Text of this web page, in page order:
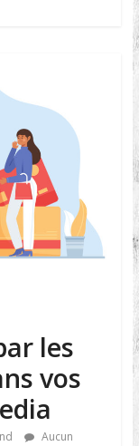
les
vos
Aucun